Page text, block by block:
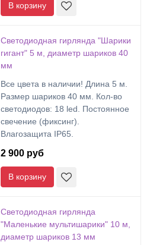
В корзину
Светодиодная гирлянда "Шарики
гигант" 5 м, диаметр шариков 40
мм
Все цвета в наличии! Длина 5 м.
Размер шариков 40 мм. Кол-во
светодиодов: 18 led. Постоянное
свечение (фиксинг).
Влагозащита IP65.
2 900 руб
В корзину
Светодиодная гирлянда
"Маленькие мультишарики" 10 м,
диаметр шариков 13 мм